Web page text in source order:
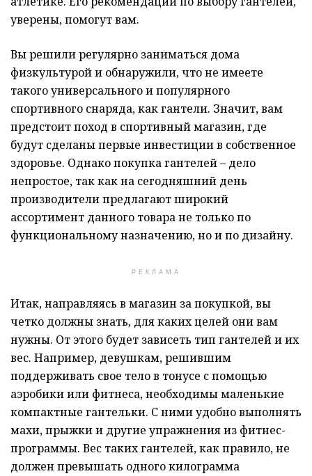
уверены, помогут вам.
Вы решили регулярно заниматься дома
физкультурой и обнаружили, что не имеете
такого универсального и популярного
спортивного снаряда, как гантели. Значит, вам
предстоит поход в спортивный магазин, где
будут сделаны первые инвестиции в собственное
здоровье. Однако покупка гантелей – дело
непростое, так как на сегодняшний день
производители предлагают широкий
ассортимент данного товара не только по
функциональному назначению, но и по дизайну.
РЕКЛАМА
Итак, направляясь в магазин за покупкой, вы
четко должны знать, для каких целей они вам
нужны. От этого будет зависеть тип гантелей и их
вес. Например, девушкам, решившим
поддерживать свое тело в тонусе с помощью
аэробики или фитнеса, необходимы маленькие
компактные гантельки. С ними удобно выполнять
махи, прыжки и другие упражнения из фитнес-
программы. Вес таких гантелей, как правило, не
должен превышать одного килограмма